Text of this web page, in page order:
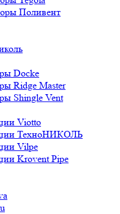
Поливент
Docke
Ridge Master
Shingle Vent
Viotto
ТехноНИКОЛЬ
Vilpe
Krovent Pipe